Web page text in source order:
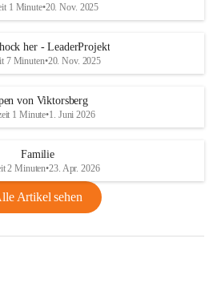
1 Minute•20. Nov. 2025
her - LeaderProjekt
7 Minuten•20. Nov. 2025
von Viktorsberg
1 Minute•1. Juni 2026
Familie
2 Minuten•23. Apr. 2026
Artikel sehen